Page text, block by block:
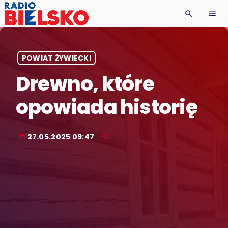
search menu
POWIAT ŻYWIECKI
Drewno, które
opowiada historię
today 27.05.2025 09:47